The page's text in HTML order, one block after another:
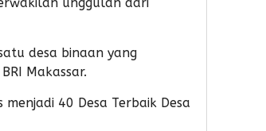
unggulan dari
desa binaan yang
Makassar.
menjadi 40 Desa Terbaik Desa